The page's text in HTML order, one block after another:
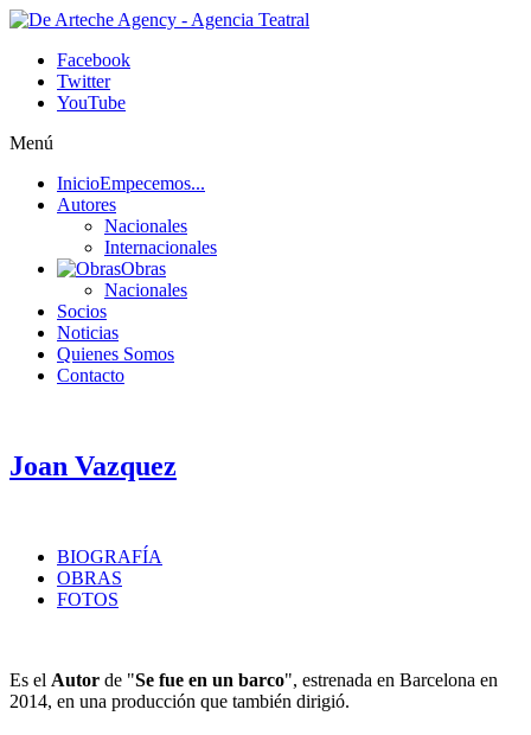
Facebook
Twitter
YouTube
Menú
InicioEmpecemos...
Autores
Nacionales
Internacionales
Obras
Nacionales
Socios
Noticias
Quienes Somos
Contacto
Joan Vazquez
BIOGRAFÍA
OBRAS
FOTOS
Es el Autor de "Se fue en un barco", estrenada en Barcelona en
2014, en una producción que también dirigió.